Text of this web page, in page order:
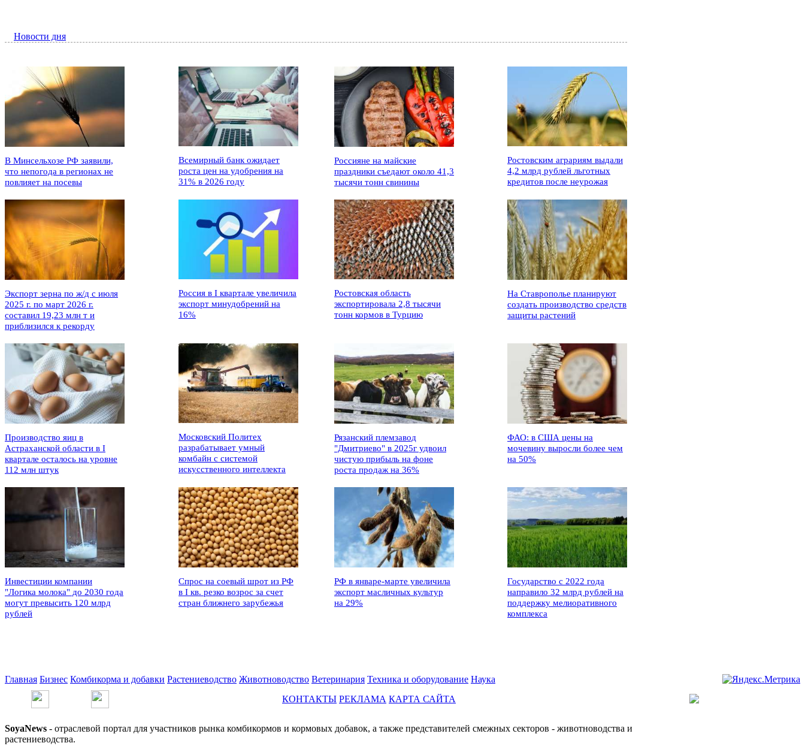
Новости дня
В Минсельхозе РФ заявили,
что непогода в регионах не
повлияет на посевы
Всемирный банк ожидает
роста цен на удобрения на
31% в 2026 году
Россияне на майские
праздники съедают около 41,3
тысячи тонн свинины
Ростовским аграриям выдали
4,2 млрд рублей льготных
кредитов после неурожая
Экспорт зерна по ж/д с июля
2025 г. по март 2026 г.
составил 19,23 млн т и
приблизился к рекорду
Россия в I квартале увеличила
экспорт минудобрений на
16%
Ростовская область
экспортировала 2,8 тысячи
тонн кормов в Турцию
На Ставрополье планируют
создать производство средств
защиты растений
Производство яиц в
Астраханской области в I
квартале осталось на уровне
112 млн штук
Московский Политех
разрабатывает умный
комбайн с системой
искусственного интеллекта
Рязанский племзавод
"Дмитриево" в 2025г удвоил
чистую прибыль на фоне
роста продаж на 36%
ФАО: в США цены на
мочевину выросли более чем
на 50%
Инвестиции компании
"Логика молока" до 2030 года
могут превысить 120 млрд
рублей
Спрос на соевый шрот из РФ
в I кв. резко возрос за счет
стран ближнего зарубежья
РФ в январе-марте увеличила
экспорт масличных культур
на 29%
Государство с 2022 года
направило 32 млрд рублей на
поддержку мелиоративного
комплекса
Главная Бизнес Комбикорма и добавки Растениеводство Животноводство Ветеринария Техника и оборудование Наука
КОНТАКТЫ РЕКЛАМА КАРТА САЙТА
SoyaNews - отраслевой портал для участников рынка комбикормов и кормовых добавок, а также представителей смежных секторов - животноводства и
растениеводства.